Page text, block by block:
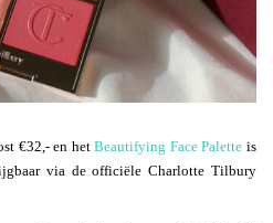
€32,- en hetBeautifying Face Palette is
via de officiële Charlotte Tilbury